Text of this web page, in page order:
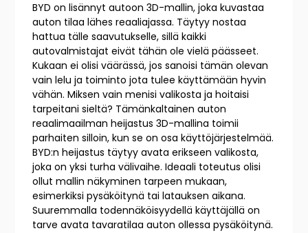
BYD on lisännyt autoon 3D-mallin, joka kuvastaa
auton tilaa lähes reaaliajassa. Täytyy nostaa
hattua tälle saavutukselle, sillä kaikki
autovalmistajat eivät tähän ole vielä päässeet.
Kukaan ei olisi väärässä, jos sanoisi tämän olevan
vain lelu ja toiminto jota tulee käyttämään hyvin
vähän. Miksen vain menisi valikosta ja hoitaisi
tarpeitani sieltä? Tämänkaltainen auton
reaalimaailman heijastus 3D-mallina toimii
parhaiten silloin, kun se on osa käyttöjärjestelmää.
BYD:n heijastus täytyy avata erikseen valikosta,
joka on yksi turha välivaihe. Ideaali toteutus olisi
ollut mallin näkyminen tarpeen mukaan,
esimerkiksi pysäköitynä tai latauksen aikana.
Suuremmalla todennäköisyydellä käyttäjällä on
tarve avata tavaratilaa auton ollessa pysäköitynä.